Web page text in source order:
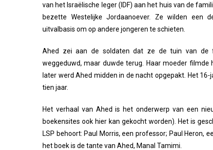
van het Israëlische leger (IDF) aan het huis van de
bezette Westelijke Jordaanoever. Ze wilden een
uitvalbasis om op andere jongeren te schieten.
Ahed zei aan de soldaten dat ze de tuin van de
weggeduwd, maar duwde terug. Haar moeder filmde
later werd Ahed midden in de nacht opgepakt. Het
tien jaar.
Het verhaal van Ahed is het onderwerp van een
boekensites ook hier kan gekocht worden). Het is
LSP behoort: Paul Morris, een professor; Paul Heron,
het boek is de tante van Ahed, Manal Tamimi.